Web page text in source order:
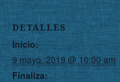
DETALLES
Inicio:
9 mayo, 2019 @ 10:00 am
Finaliza: